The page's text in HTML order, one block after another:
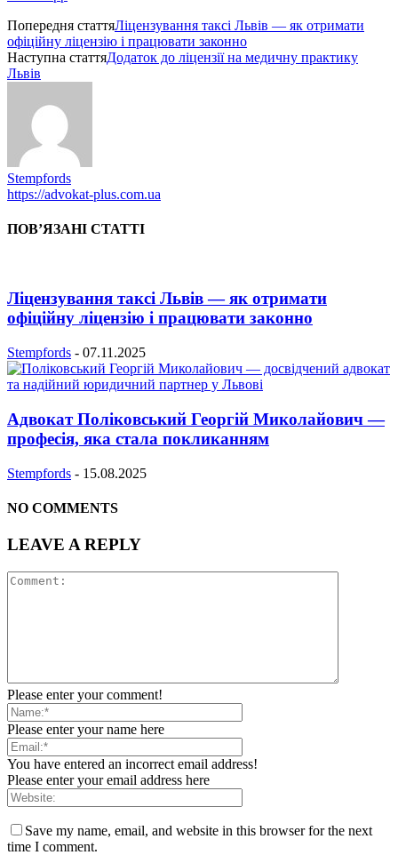
Попередня статтяЛіцензування таксі Львів — як отримати
офіційну ліцензію і працювати законно
Наступна статтяДодаток до ліцензії на медичну практику
Львів
Stempfords
https://advokat-plus.com.ua
ПОВ’ЯЗАНІ СТАТТІ
Ліцензування таксі Львів — як отримати
офіційну ліцензію і працювати законно
Stempfords - 07.11.2025
Адвокат Поліковський Георгій Миколайович —
професія, яка стала покликанням
Stempfords - 15.08.2025
NO COMMENTS
LEAVE A REPLY
Please enter your comment!
Please enter your name here
You have entered an incorrect email address!
Please enter your email address here
Save my name, email, and website in this browser for the next
time I comment.